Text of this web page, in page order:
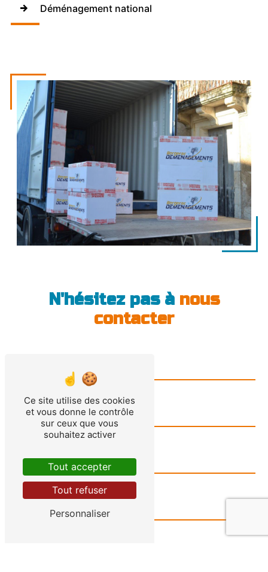
Déménagement national
N'hésitez pas à nous
contacter
Ce site utilise des cookies
et vous donne le contrôle
sur ceux que vous
souhaitez activer
Tout accepter
Tout refuser
Personnaliser